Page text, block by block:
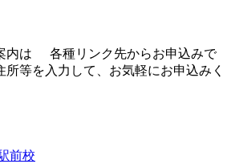
内は
各種リンク先からお申込みで
所等を入力して、お気軽にお申込みく